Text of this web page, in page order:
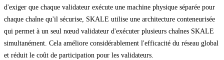
d'exiger que chaque validateur exécute une machine physique séparée pour
chaque chaîne qu'il sécurise, SKALE utilise une architecture conteneurisée
qui permet à un seul nœud validateur d'exécuter plusieurs chaînes SKALE
simultanément. Cela améliore considérablement l'efficacité du réseau global
et réduit le coût de participation pour les validateurs.